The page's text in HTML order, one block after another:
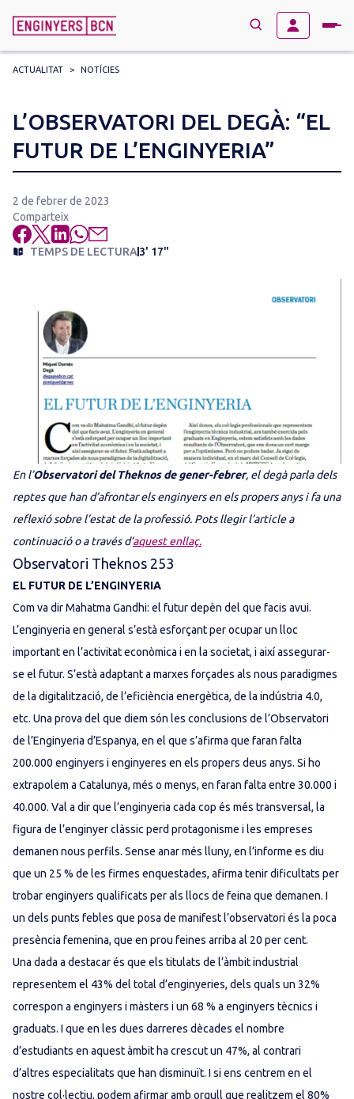
for:
ACTUALITAT > NOTÍCIES
L’OBSERVATORI DEL DEGÀ: “EL
FUTUR DE L’ENGINYERIA”
2 de febrer de 2023
Comparteix
TEMPS DE LECTURA 3' 17"
En l’Observatori del Theknos de gener-febrer, el degà parla dels
reptes que han d’afrontar els enginyers en els propers anys i fa una
reflexió sobre l’estat de la professió. Pots llegir l’article a
continuació o a través d’aquest enllaç.
Observatori Theknos 253
EL FUTUR DE L’ENGINYERIA
Com va dir Mahatma Gandhi: el futur depèn del que facis avui.
L’enginyeria en general s’està esforçant per ocupar un lloc
important en l’activitat econòmica i en la societat, i així assegurar-
se el futur. S’està adaptant a marxes forçades als nous paradigmes
de la digitalització, de l’eficiència energètica, de la indústria 4.0,
etc. Una prova del que diem són les conclusions de l’Observatori
de l’Enginyeria d’Espanya, en el que s’afirma que faran falta
200.000 enginyers i enginyeres en els propers deus anys. Si ho
extrapolem a Catalunya, més o menys, en faran falta entre 30.000 i
40.000. Val a dir que l’enginyeria cada cop és més transversal, la
figura de l’enginyer clàssic perd protagonisme i les empreses
demanen nous perfils. Sense anar més lluny, en l’informe es diu
que un 25 % de les firmes enquestades, afirma tenir dificultats per
trobar enginyers qualificats per als llocs de feina que demanen. I
un dels punts febles que posa de manifest l’observatori és la poca
presència femenina, que en prou feines arriba al 20 per cent.
Una dada a destacar és que els titulats de l’àmbit industrial
representem el 43% del total d’enginyeries, dels quals un 32%
correspon a enginyers i màsters i un 68 % a enginyers tècnics i
graduats. I que en les dues darreres dècades el nombre
d’estudiants en aquest àmbit ha crescut un 47%, al contrari
d’altres especialitats que han disminuït. I si ens centrem en el
nostre col·lectiu, podem afirmar amb orgull que realitzem el 80%